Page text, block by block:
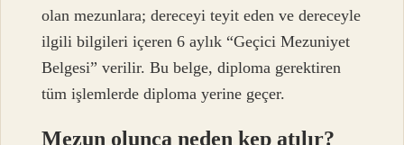
olan mezunlara; dereceyi teyit eden ve dereceyle
ilgili bilgileri içeren 6 aylık “Geçici Mezuniyet
Belgesi” verilir. Bu belge, diploma gerektiren
tüm işlemlerde diploma yerine geçer.
Mezun olunca neden kep atılır?